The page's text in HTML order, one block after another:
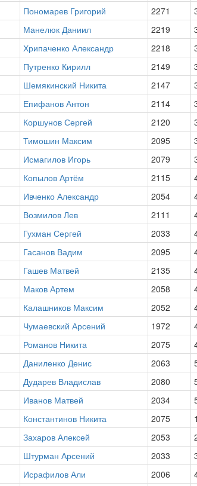
Пономарев Григорий 2271
Манелюк Даниил 2219
Хрипаченко Александр 2218
Путренко Кирилл 2149
Шемякинский Никита 2147
Епифанов Антон 2114
Коршунов Сергей 2120
Тимошин Максим 2095
Исмагилов Игорь 2079
Копылов Артём 2115
Ивченко Александр 2054
Возмилов Лев 2111
Гухман Сергей 2033
Гасанов Вадим 2095
Гашев Матвей 2135
Маков Артем 2058
Калашников Максим 2052
Чумаевский Арсений 1972
Романов Никита 2075
Даниленко Денис 2063
Дударев Владислав 2080
Иванов Матвей 2034
Константинов Никита 2075
Захаров Алексей 2053
Штурман Арсений 2033
Исрафилов Али 2006